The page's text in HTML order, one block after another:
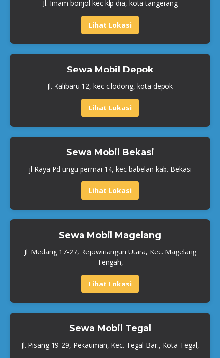
Jl. Imam bonjol kec klp dia, kota tangerang
Lihat Lokasi
Sewa Mobil Depok
Jl. Kalibaru 12, kec cilodong, kota depok
Lihat Lokasi
Sewa Mobil Bekasi
jl Raya Pd ungu permai 14, kec babelan kab. Bekasi
Lihat Lokasi
Sewa Mobil Magelang
Jl. Medang 17-27, Rejowinangun Utara, Kec. Magelang
Tengah,
Lihat Lokasi
Sewa Mobil Tegal
Jl. Pisang 19-29, Pekauman, Kec. Tegal Bar., Kota Tegal,